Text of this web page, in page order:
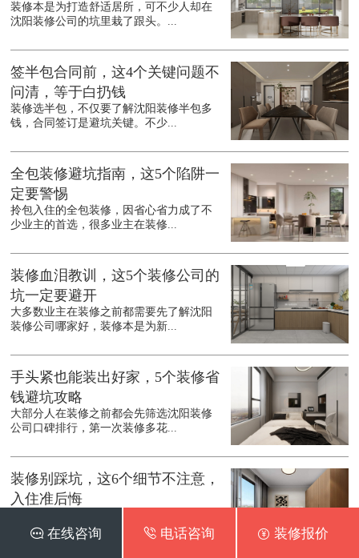
装修本是为打造舒适居所，可不少人却在
沈阳装修公司的坑里栽了跟头。...
签半包合同前，这4个关键问题不
问清，等于白扔钱
装修选半包，不仅要了解沈阳装修半包多
钱，合同签订是避坑关键。不少...
全包装修避坑指南，这5个陷阱一
定要警惕
拎包入住的全包装修，因省心省力成了不
少业主的首选，很多业主在装修...
装修血泪教训，这5个装修公司的
坑一定要避开
大多数业主在装修之前都需要先了解沈阳
装修公司哪家好，装修本是为新...
手头紧也能装出好家，5个装修省
钱避坑攻略
大部分人在装修之前都会先筛选沈阳装修
公司口碑排行，第一次装修多花...
装修别踩坑，这6个细节不注意，
入住准后悔
最好的是哪家，装修是件耗时耗...
 在线咨询  电话咨询  装修报价